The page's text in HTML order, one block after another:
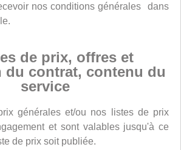
nos conditions générales dans
de prix, offres et
du contrat, contenu du
service
générales et/ou nos listes de prix
et sont valables jusqu'à ce
de prix soit publiée.